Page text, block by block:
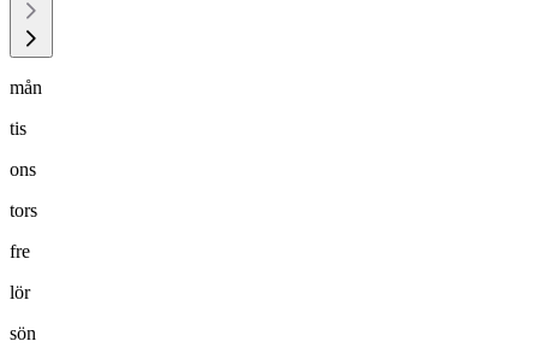
mån
tis
ons
tors
fre
lör
sön